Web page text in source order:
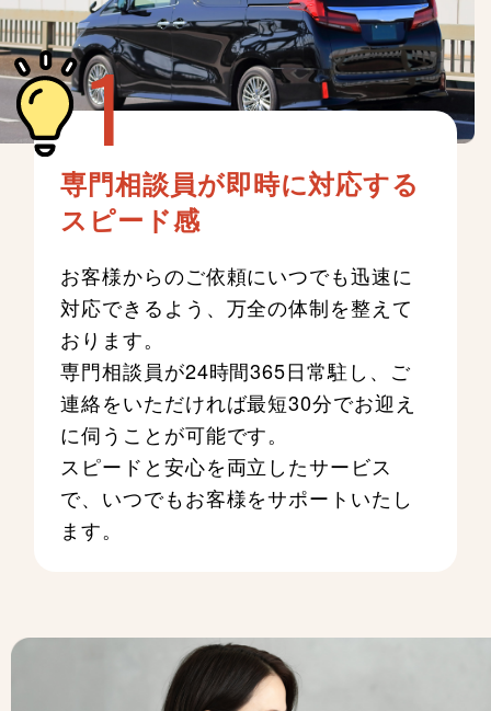
専門相談員が即時に対応する
スピード感
お客様からのご依頼にいつでも迅速に
対応できるよう、万全の体制を整えて
おります。
専門相談員が24時間365日常駐し、ご
連絡をいただければ最短30分でお迎え
に伺うことが可能です。
スピードと安心を両立したサービス
で、いつでもお客様をサポートいたし
ます。